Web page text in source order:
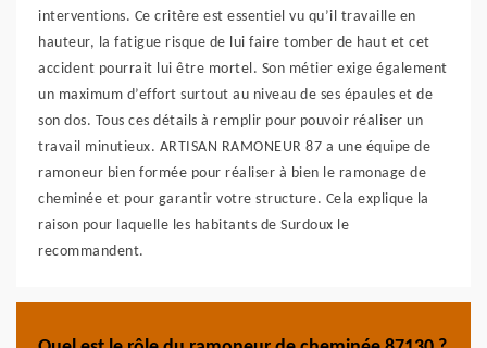
interventions. Ce critère est essentiel vu qu’il travaille en
hauteur, la fatigue risque de lui faire tomber de haut et cet
accident pourrait lui être mortel. Son métier exige également
un maximum d’effort surtout au niveau de ses épaules et de
son dos. Tous ces détails à remplir pour pouvoir réaliser un
travail minutieux. ARTISAN RAMONEUR 87 a une équipe de
ramoneur bien formée pour réaliser à bien le ramonage de
cheminée et pour garantir votre structure. Cela explique la
raison pour laquelle les habitants de Surdoux le
recommandent.